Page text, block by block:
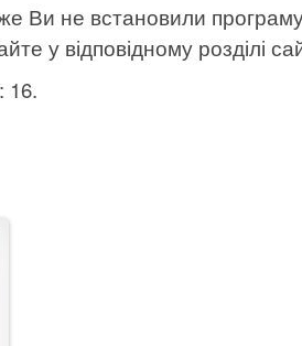
Ви не встановили
у відповідному розділі
16.